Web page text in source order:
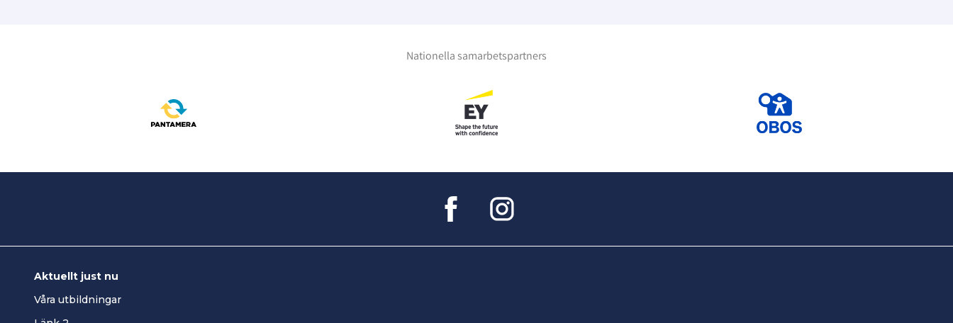
Nationella samarbetspartners
Aktuellt just nu
Våra utbildningar